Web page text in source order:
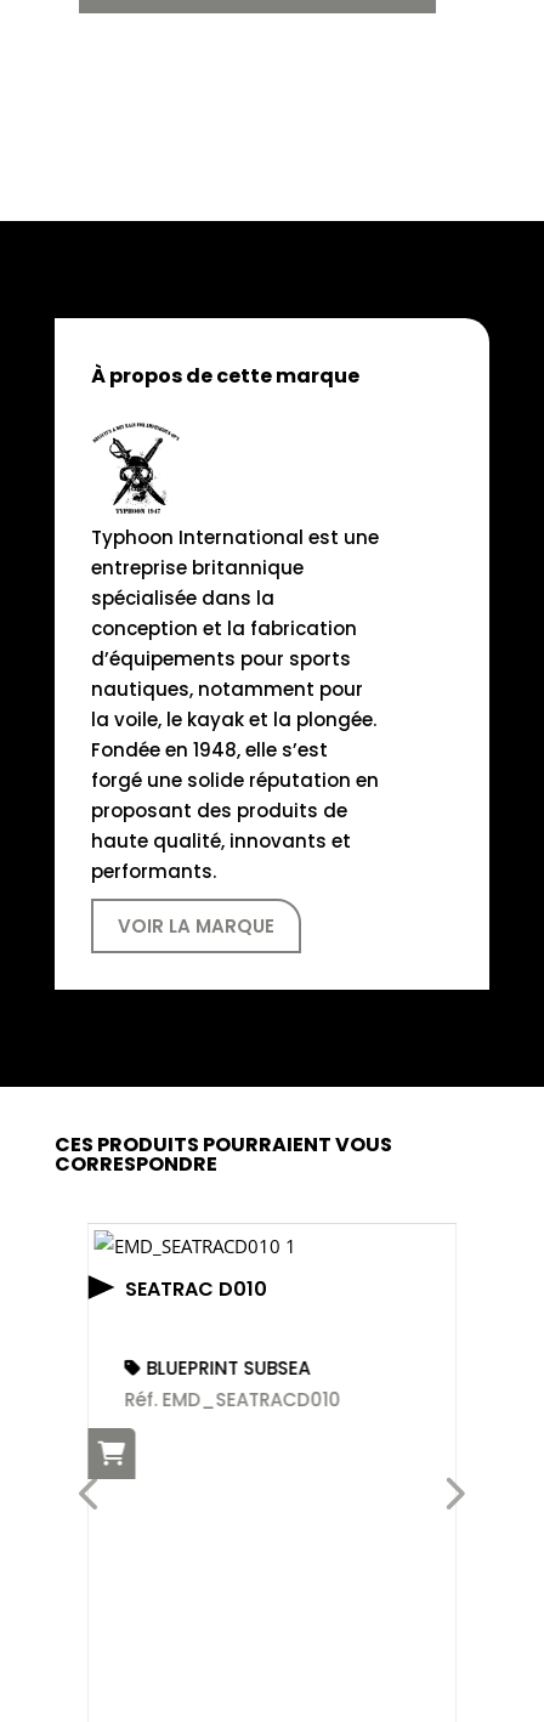
À propos de cette marque
Typhoon International est une
entreprise britannique
spécialisée dans la
conception et la fabrication
d’équipements pour sports
nautiques, notamment pour
la voile, le kayak et la plongée.
Fondée en 1948, elle s’est
forgé une solide réputation en
proposant des produits de
haute qualité, innovants et
performants.
VOIR LA MARQUE
CES PRODUITS POURRAIENT VOUS
CORRESPONDRE
SEATRAC D010
BLUEPRINT SUBSEA
Réf. EMD_SEATRACD010